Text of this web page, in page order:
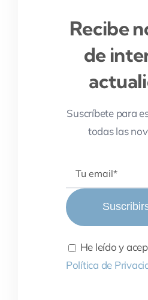
Recibe
de
Suscríbete para
todas las
He leído y
Política de